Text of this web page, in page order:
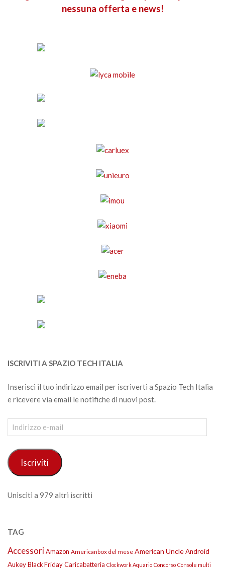
nessuna offerta e news!
ISCRIVITI A SPAZIO TECH ITALIA
Inserisci il tuo indirizzo email per iscriverti a Spazio Tech Italia
e ricevere via email le notifiche di nuovi post.
Indirizzo
e-
Iscriviti
Unisciti a 979 altri iscritti
TAG
AccessoriAmazon Americanbox del mese American UncleAndroid
AukeyBlack FridayCaricabatteria Clockwork Aquario Concorso Console multi